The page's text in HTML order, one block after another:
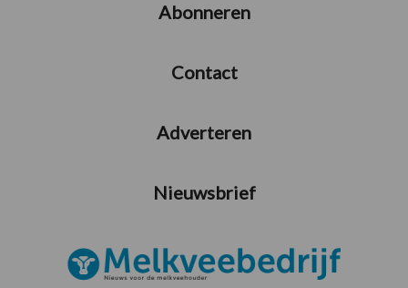
Abonneren
Contact
Adverteren
Nieuwsbrief